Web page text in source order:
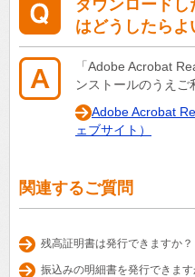
ダウンロード
はどうしたらよ
「Adobe Acrobat
ンストールのうえご
Adobe Acrobat
ェブサイト）
関連するご質問
残高証明書は発行できますか？
振込みの明細書を発行できます